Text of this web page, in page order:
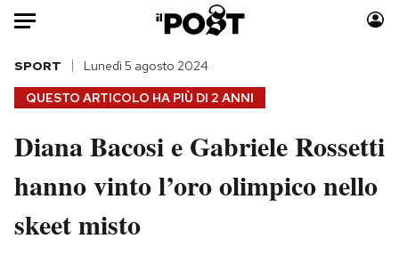
Auto
HOME
Italia
Politica
Tecnologia
Moda
Consumismi
QUESTO ARTICOLO HA PIÙ DI 2 ANNI
SPORT Lunedì 5 agosto 2024
Diana Bacosi e Gabriele Rossetti
hanno vinto l’oro olimpico nello
skeet misto